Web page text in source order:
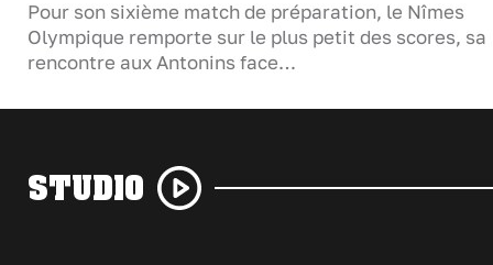
Pour son sixième match de préparation, le Nîmes
Olympique remporte sur le plus petit des scores, sa
rencontre aux Antonins face…
STUDIO